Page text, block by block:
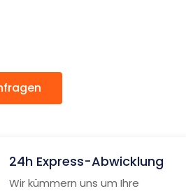
24h Express-Abwicklung
Wir kümmern uns um Ihre